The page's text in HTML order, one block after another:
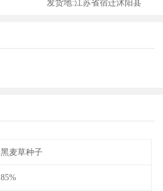
发货地:江苏省宿迁沭阳县
黑麦草种子
85%